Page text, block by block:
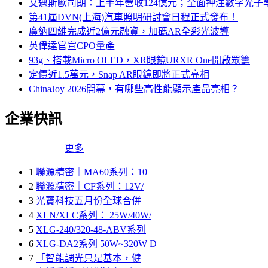
艾邁斯歐司朗：上半年營收124億元；全面押注數字光子
第41屆DVN(上海)汽車照明研討會日程正式發布！
廣納四維完成近2億元融資，加碼AR全彩光波導
英偉達官宣CPO量產
93g、搭載Micro OLED，XR眼鏡URXR One開啟眾籌
定價近1.5萬元，Snap AR眼鏡即將正式亮相
ChinaJoy 2026開幕，有哪些高性能顯示產品亮相？
企業快訊
更多
1 聯源精密｜MA60系列：10
2 聯源精密｜CF系列：12V/
3 光寶科技五月份全球合併
4 XLN/XLC系列： 25W/40W/
5 XLG-240/320-48-ABV系列
6 XLG-DA2系列 50W~320W D
7
「智能調光只是基本，健